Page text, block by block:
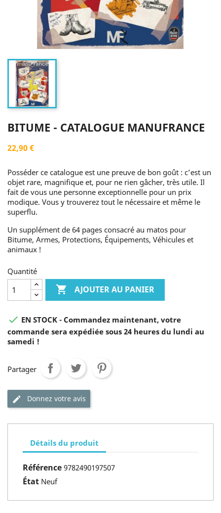
BITUME - CATALOGUE MANUFRANCE
22,90 €
Posséder ce catalogue est une preuve de bon goût : c’est un
objet rare, magnifique et, pour ne rien gâcher, très utile. Il
fait de vous une personne exceptionnelle pour un prix
modique. Vous y trouverez tout le nécessaire et même le
superflu.
Un supplément de 64 pages consacré au matos pour
Bitume, Armes, Protections, Équipements, Véhicules et
animaux !
Quantité
 AJOUTER AU PANIER
 EN STOCK - Commandez maintenant, votre
commande sera expédiée sous 24 heures du lundi au
samedi !
Partager
Donnez votre avis
Détails du produit
Référence 9782490197507
État Neuf